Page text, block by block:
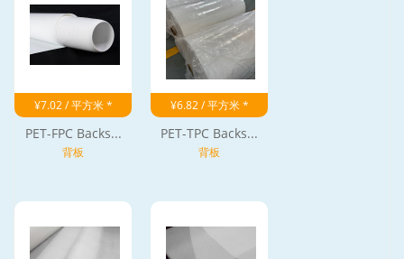
¥7.02 / 平方米 *
PET-FPC Backs...
背板
¥6.82 / 平方米 *
PET-TPC Backs...
背板